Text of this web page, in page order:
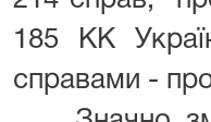
185 КК
справами -